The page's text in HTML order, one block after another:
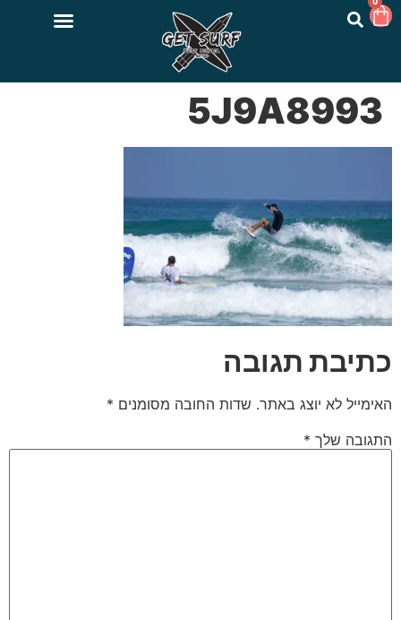
5J9A8993
כתיבת תגובה
האימייל לא יוצג באתר. שדות החובה מסומנים *
התגובה שלך *